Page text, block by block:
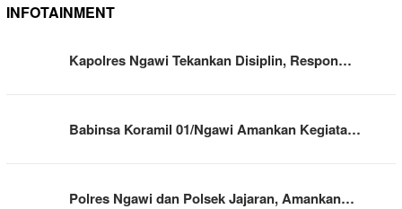
INFOTAINMENT
Kapolres Ngawi Tekankan Disiplin, Respon…
Babinsa Koramil 01/Ngawi Amankan Kegiata…
Polres Ngawi dan Polsek Jajaran, Amankan…